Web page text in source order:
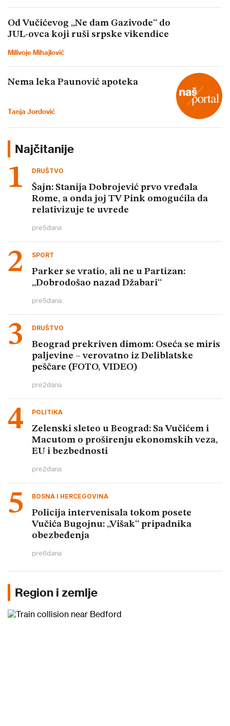
Od Vučićevog „Ne dam Gazivode“ do
JUL-ovca koji ruši srpske vikendice
Milivoje Mihajlović
Nema leka Paunović apoteka
Tanja Jordović
Najčitanije
DRUŠTVO
Šajn: Stanija Dobrojević prvo vređala
Rome, a onda joj TV Pink omogućila da
relativizuje te uvrede
pre5dana
SPORT
Parker se vratio, ali ne u Partizan:
„Dobrodošao nazad Džabari“
pre5dana
DRUŠTVO
Beograd prekriven dimom: Oseća se miris
paljevine – verovatno iz Deliblatske
peščare (FOTO, VIDEO)
pre2dana
POLITIKA
Zelenski sleteo u Beograd: Sa Vučićem i
Macutom o proširenju ekonomskih veza,
EU i bezbednosti
pre2dana
BOSNA I HERCEGOVINA
Policija intervenisala tokom posete
Vučića Bugojnu: „Višak“ pripadnika
obezbeđenja
pre6dana
Region i zemlje